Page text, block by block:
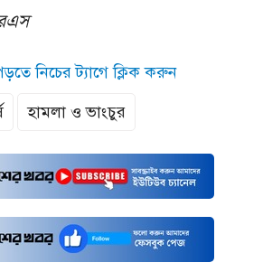
নিচের ট্যাগে ক্লিক করুন
হামলা ও ভাংচুর